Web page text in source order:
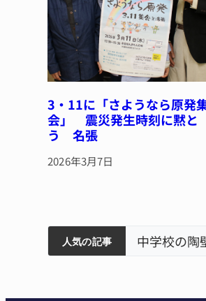
3・11に「さようなら原発
会」 震災発生時刻に黙と
う 名張
2026年3月7日
人気の記事
ィアで清掃 伊賀 名張市立病